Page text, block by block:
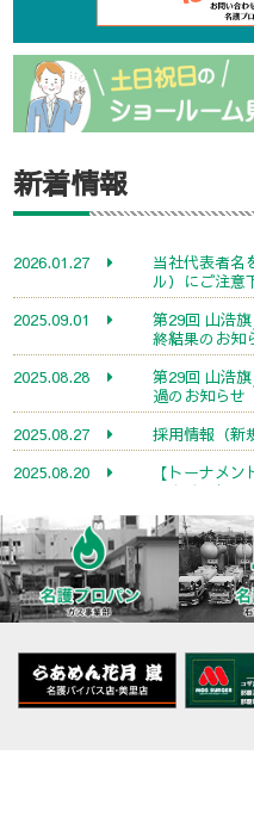
新着情報
2026.01.27
当社代表者名
ル）にご注意
2025.09.01
第29回 山浩
終結果のお知
2025.08.28
第29回 山浩
過のお知らせ
2025.08.27
採用情報（新
2025.08.20
【トーナメ
ーナメント
2025.08.04
やまこう便り
2025.07.31
【山浩でん
2025.03.07
「やまこう便
2024.10.30
お客様大感謝
SHARP家電